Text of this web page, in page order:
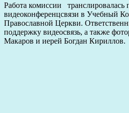
Работа комиссии транслировалась
видеоконференцсвязи в Учебный
Православной Церкви.
поддержку видеосвязь, а также
Макаров и иерей Богдан Кириллов.